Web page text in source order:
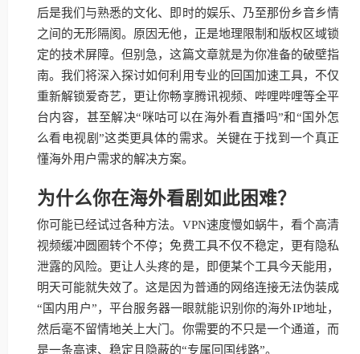
后是我们与熟悉的文化、即时的娱乐、乃至那份乡音乡情
之间的无形隔阂。原因无他，正是地理限制和版权区域锁
定的技术屏障。但别急，这篇文章就是为你准备的破壁指
南。我们将深入探讨如何利用专业的回国加速工具，不仅
重新解锁爱奇艺，更让你畅享腾讯视频、哔哩哔哩等全平
台内容，甚至解决“咪咕可以在海外看直播吗”和“国外怎
么看电视剧”这类更具体的需求。关键在于找到一个真正
懂海外用户需求的解决方案。
为什么你在海外看剧如此困难？
你可能已经试过各种方法。VPN速度慢如蜗牛，看个高清
视频缓冲圆圈转个不停；免费工具不仅不稳定，更有隐私
泄露的风险。更让人头疼的是，即便某个工具今天能用，
明天可能就失效了。这是因为普通的网络连接无法伪装成
“国内用户”，平台服务器一眼就能识别你的海外IP地址，
然后毫不留情地关上大门。你需要的不只是一个通道，而
是一条高速、稳定且隐蔽的“专属回国线路”。